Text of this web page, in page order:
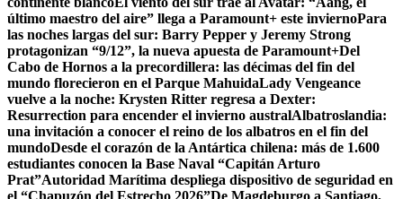
último maestro del aire” llega a Paramount+ este inviernoPara
las noches largas del sur: Barry Pepper y Jeremy Strong
protagonizan “9/12”, la nueva apuesta de Paramount+Del
Cabo de Hornos a la precordillera: las décimas del fin del
mundo florecieron en el Parque MahuidaLady Vengeance
vuelve a la noche: Krysten Ritter regresa a Dexter:
Resurrection para encender el invierno australAlbatroslandia:
una invitación a conocer el reino de los albatros en el fin del
mundoDesde el corazón de la Antártica chilena: más de 1.600
estudiantes conocen la Base Naval “Capitán Arturo
Prat”Autoridad Marítima despliega dispositivo de seguridad en